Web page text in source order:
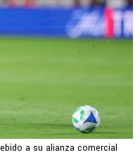
a su alianza comercial